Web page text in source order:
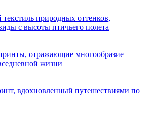
природных оттенков,
с высоты птичьего полета
отражающие многообразие
жизни
вдохновленный путешествиями по